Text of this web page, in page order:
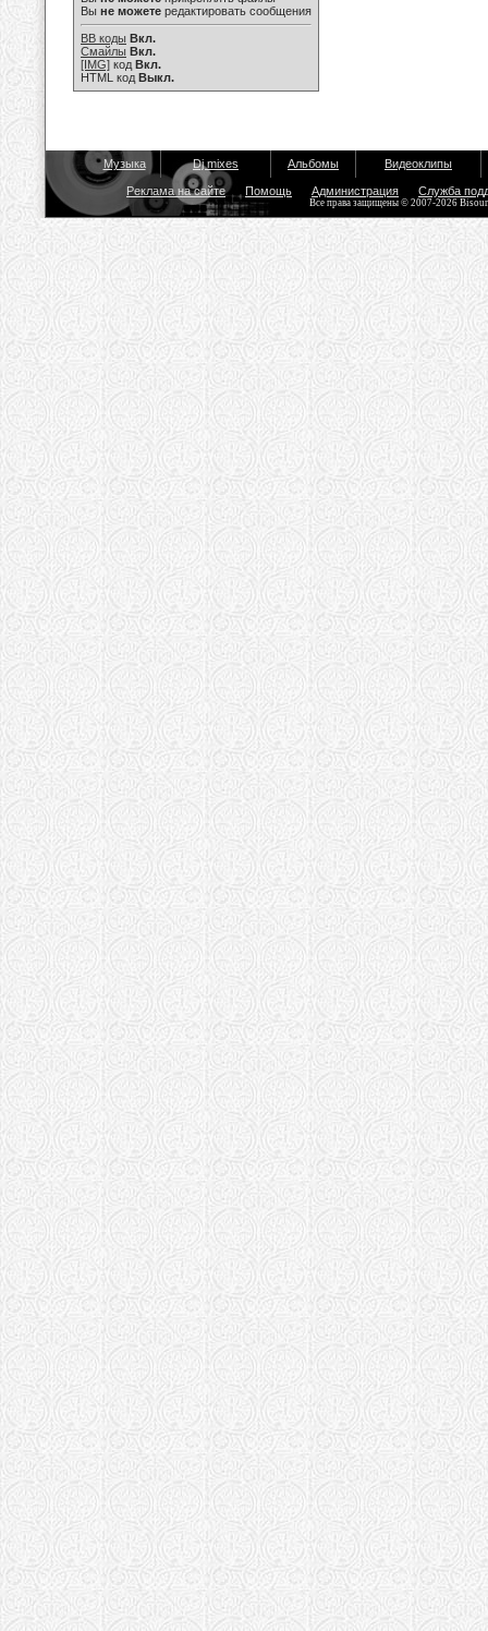
Вы не можете редактировать сообщения
BB коды Вкл.
Смайлы Вкл.
[IMG] код Вкл.
HTML код Выкл.
Музыка Dj mixes Альбомы Видеоклипы
Реклама на сайте Помощь Администрация Служба
Все права защищены © 2007-2026